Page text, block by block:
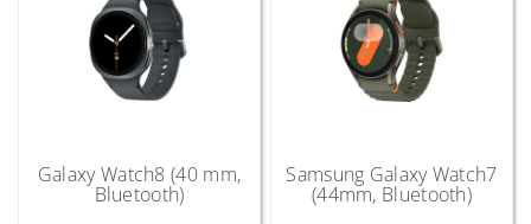
Galaxy Watch8 (40 mm,
Bluetooth)
Samsung Galaxy Watch7
(44mm, Bluetooth)